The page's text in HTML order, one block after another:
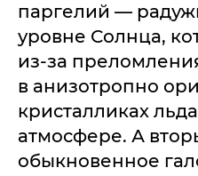
паргелий —
уровне Солнца,
из-за
в анизотропно
кристалликах
атмосфере. А
обыкновенное